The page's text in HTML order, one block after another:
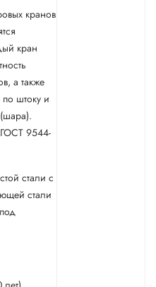
кранов
кран
а также
по штоку и
ГОСТ 9544-
стали с
стали